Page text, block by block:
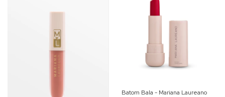
Batom Bala - Mariana Laureano